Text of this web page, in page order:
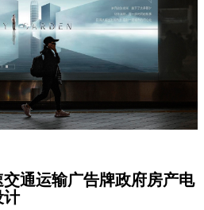
通运输广告牌政府房产电
计